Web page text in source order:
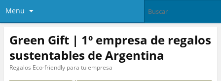
Menu
Green Gift | 1º empresa de regalos
sustentables de Argentina
Regalos Eco-friendly para tu empresa